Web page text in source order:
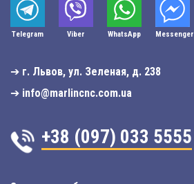
Telegram Viber WhatsApp Мessenger
➔ г. Львов, ул. Зеленая, д. 238
➔ info@marlincnc.com.ua
+38 (097) 033 5555